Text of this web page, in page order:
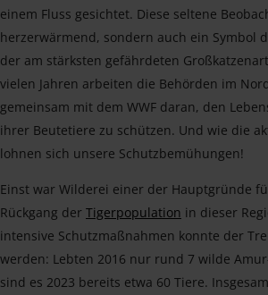
einem Fluss gesichtet. Diese seltene
herzerwärmend, sondern auch ein Symbol
der am stärksten gefährdeten
vielen Jahren arbeiten die Behörden im
gemeinsam mit dem WWF daran, den
ihrer Beutetiere zu schützen. Und wie die
lohnen sich unsere Schutzbemühungen!
Einst war Wilderei einer der Hauptgründe
Rückgang der Tigerpopulation in dieser
intensive Schutzmaßnahmen konnte der
werden: Lebten 2016 nur rund 7 wilde
sind es 2023 bereits etwa 60 Tiere.